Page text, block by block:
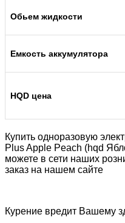
Обьем жидкости
Емкость аккумулятора
HQD цена
Купить одноразовую
Plus Apple Peach (hqd
можете в сети наших
заказ на нашем сайте
Курение вредит Вашему